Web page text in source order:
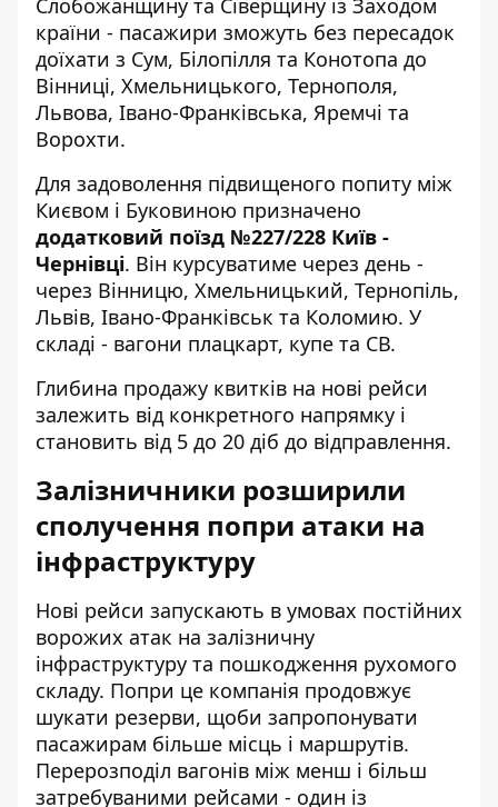
Слобожанщину та Сіверщину із Заходом
країни - пасажири зможуть без пересадок
доїхати з Сум, Білопілля та Конотопа до
Вінниці, Хмельницького, Тернополя,
Львова, Івано-Франківська, Яремчі та
Ворохти.
Для задоволення підвищеного попиту між
Києвом і Буковиною призначено
додатковий поїзд №227/228 Київ -
Чернівці. Він курсуватиме через день -
через Вінницю, Хмельницький, Тернопіль,
Львів, Івано-Франківськ та Коломию. У
складі - вагони плацкарт, купе та СВ.
Глибина продажу квитків на нові рейси
залежить від конкретного напрямку і
становить від 5 до 20 діб до відправлення.
Залізничники розширили
сполучення попри атаки на
інфраструктуру
Нові рейси запускають в умовах постійних
ворожих атак на залізничну
інфраструктуру та пошкодження рухомого
складу. Попри це компанія продовжує
шукати резерви, щоби запропонувати
пасажирам більше місць і маршрутів.
Перерозподіл вагонів між менш і більш
затребуваними рейсами - один із